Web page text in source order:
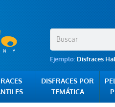
Ejemplo: Disfraces
DISFRACES POR
TEMÁTICA